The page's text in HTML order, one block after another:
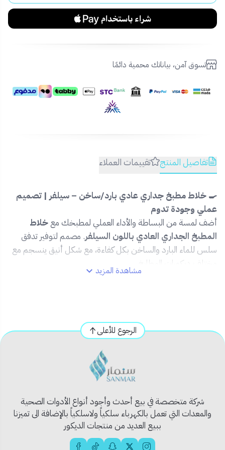
تسوق آمن، بياناتك محمية دائمًا
تفاصيل المنتج تقييمات العملاء
🍳 خلاط مطبخ جداري عادي بارد/ساخن – سيلفر | تصميم
عملي وجودة تدوم
أضف لمسة من البساطة والأداء العملي لمطبخك معخلاط
المطبخ الجداري العادي باللون السيلفر. مصمم لتوفير تدفق
سلس للماء البارد والساخن بكل كفاءة، مع شكل أنيق ينسجم مع
مختلف ديكورات المطابخ.
احتياجات المطبخ
تصميم جداري لتوفير المساحة وسهولة التركيب
صنبور ثابت بزاوية مثالية لتوزيع الماء دون تناثر
طبقة مطلية مقاومة للصدأ باللون الفضي اللامع
مقبضان سهلان للتحكم الدقيق بدرجة الحرارة
والتدفق
📦 محتويات المنتج:
خلاط مطبخ جداري (بارد/ساخن)
مشاهدة المزيد
الرجوع للأعلى
شركة متخصصة في بيع أحدث وأجود أنواع الأدوات الصحية
والمعدات التي تعمل بالكهرباء سلكياً ولاسلكياً بالإضافة الى تميزنا
ببيع العديد من منتجات الديكور